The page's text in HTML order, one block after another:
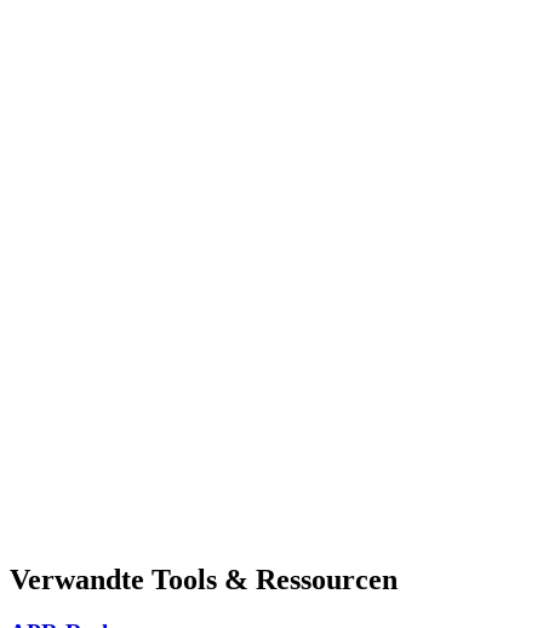
Verwandte Tools & Ressourcen